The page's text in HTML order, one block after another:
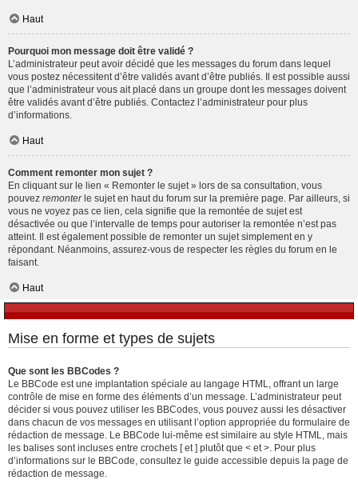
Haut
Pourquoi mon message doit être validé ?
L’administrateur peut avoir décidé que les messages du forum dans lequel
vous postez nécessitent d’être validés avant d’être publiés. Il est possible aussi
que l’administrateur vous ait placé dans un groupe dont les messages doivent
être validés avant d’être publiés. Contactez l’administrateur pour plus
d’informations.
Haut
Comment remonter mon sujet ?
En cliquant sur le lien « Remonter le sujet » lors de sa consultation, vous
pouvez remonterle sujet en haut du forum sur la première page. Par ailleurs, si
vous ne voyez pas ce lien, cela signifie que la remontée de sujet est
désactivée ou que l’intervalle de temps pour autoriser la remontée n’est pas
atteint. Il est également possible de remonter un sujet simplement en y
répondant. Néanmoins, assurez-vous de respecter les règles du forum en le
faisant.
Haut
Mise en forme et types de sujets
Que sont les BBCodes ?
Le BBCode est une implantation spéciale au langage HTML, offrant un large
contrôle de mise en forme des éléments d’un message. L’administrateur peut
décider si vous pouvez utiliser les BBCodes, vous pouvez aussi les désactiver
dans chacun de vos messages en utilisant l’option appropriée du formulaire de
rédaction de message. Le BBCode lui-même est similaire au style HTML, mais
les balises sont incluses entre crochets [ et ] plutôt que < et >. Pour plus
d’informations sur le BBCode, consultez le guide accessible depuis la page de
rédaction de message.